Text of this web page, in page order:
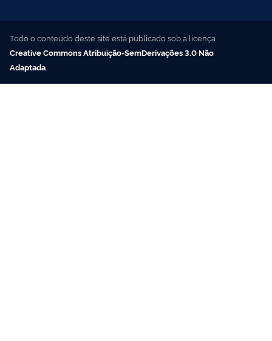
Todo o conteúdo deste site está publicado sob a licença
Creative Commons Atribuição-SemDerivações 3.0 Não
Adaptada